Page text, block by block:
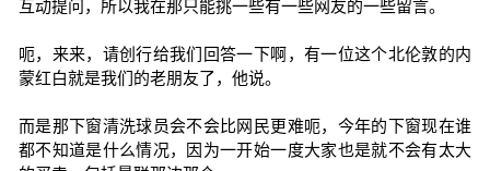
互动提问，所以我在那只能挑一些有一些网友的一些留言。
呃，来来，请创行给我们回答一下啊，有一位这个北伦敦的内
蒙红白就是我们的老朋友了，他说。
而是那下窗清洗球员会不会比网民更难呃，今年的下窗现在谁
都不知道是什么情况，因为一开始一度大家也是就不会有太大